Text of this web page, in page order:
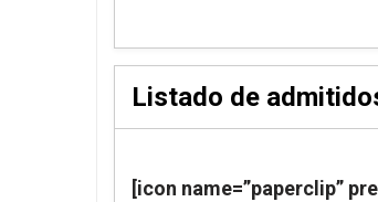
Listado de
[icon name=”paperclip”